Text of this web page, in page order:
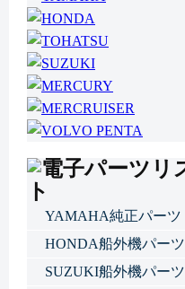
YAMAHA純正パーツ
HONDA船外機パーツ
SUZUKI船外機パーツ